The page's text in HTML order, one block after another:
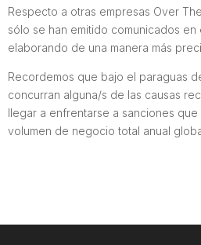
Respecto a otras empresas Over
sólo se han emitido comunicados
elaborando de una manera más
Recordemos que bajo el paraguas
concurran alguna/s de las causas
llegar a enfrentarse a sanciones
volumen de negocio total anual